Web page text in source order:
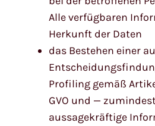
Alle verfügbaren
Herkunft der Daten
das Bestehen einer
Profiling gemäß
GVO und —
aussagekräftige